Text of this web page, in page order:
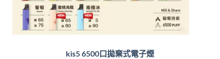
kis5 6500口拋棄式電子煙